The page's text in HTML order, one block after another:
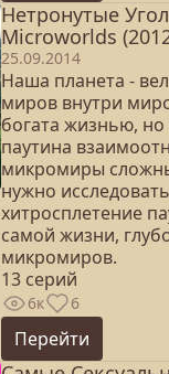
Нетронутые
Microworlds
25.09.2014
Наша планета -
миров внутри
богата жизнью,
паутина
микромиры
нужно
хитросплетение
самой жизни,
микромиров.
13 серий
6к 6
Перейти